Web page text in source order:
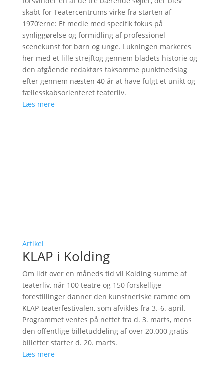
skabt for Teatercentrums virke fra starten af
1970’erne: Et medie med specifik fokus på
synliggørelse og formidling af professionel
scenekunst for børn og unge. Lukningen markeres
her med et lille strejftog gennem bladets historie og
den afgående redaktørs taksomme punktnedslag
efter gennem næsten 40 år at have fulgt et unikt og
fællesskabsorienteret teaterliv.
Læs mere
Artikel
KLAP i Kolding
Om lidt over en måneds tid vil Kolding summe af
teaterliv, når 100 teatre og 150 forskellige
forestillinger danner den kunstneriske ramme om
KLAP-teaterfestivalen, som afvikles fra 3.-6. april.
Programmet ventes på nettet fra d. 3. marts, mens
den offentlige billetuddeling af over 20.000 gratis
billetter starter d. 20. marts.
Læs mere